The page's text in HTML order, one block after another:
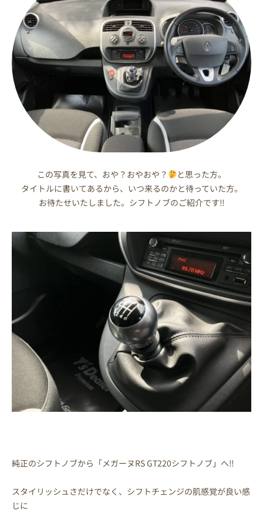
この写真を見て、おや？おやおや？
と思った方。
タイトルに書いてあるから、いつ来るのかと待っていた方。
お待たせいたしました。シフトノブのご紹介です‼
純正のシフトノブから「メガーヌRS GT220シフトノブ」へ‼
スタイリッシュさだけでなく、シフトチェンジの肌感覚が良い感
じに